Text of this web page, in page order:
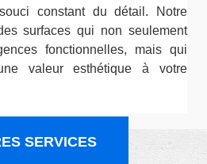
constant du détail. Notre
surfaces qui non seulement
fonctionnelles, mais qui
valeur esthétique à votre
SERVICES